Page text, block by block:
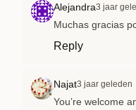
Alejandra3 jaar
Muchas gracias
Reply
Najat3 jaar geleden
You’re welcome